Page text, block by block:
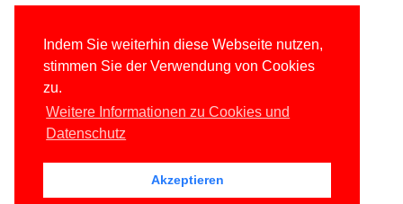
Indem Sie weiterhin diese Webseite nutzen,
stimmen Sie der Verwendung von Cookies
zu.
Weitere Informationen zu Cookies und
Datenschutz
Akzeptieren